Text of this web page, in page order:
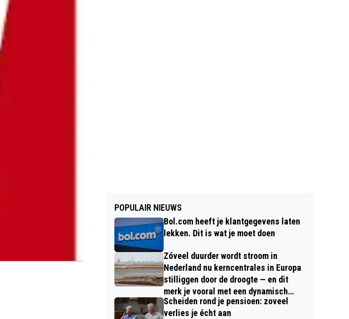
POPULAIR NIEUWS
Bol.com heeft je klantgegevens laten
lekken. Dit is wat je moet doen
Zóveel duurder wordt stroom in
Nederland nu kerncentrales in Europa
stilliggen door de droogte — en dit
merk je vooral met een dynamisch
contract
Scheiden rond je pensioen: zoveel
verlies je écht aan